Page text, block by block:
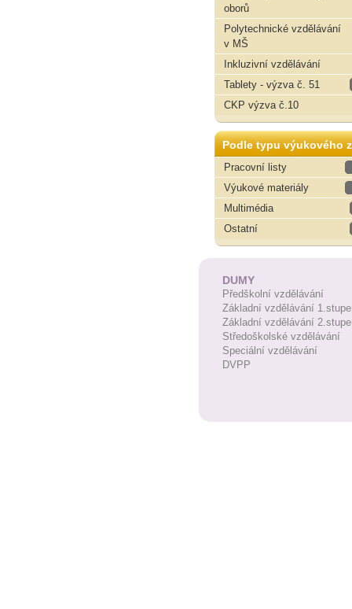
oborů
Polytechnické vzdělávání
v MŠ
Inkluzivní vzdělávání
Tablety - výzva č. 51
CKP výzva č.10
Podle typu výukového
Pracovní listy
Výukové materiály
Multimédia
Ostatní
DUMY
Předškolní vzdělávání
Základní vzdělávání
Základní vzdělávání
Středoškolské vzdělávání
Speciální vzdělávání
DVPP